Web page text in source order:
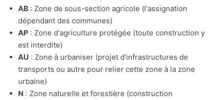
AB : Zone de sous-section agricole (l'assignation
dépendant des communes)
AP : Zone d'agriculture protégée (toute construction y
est interdite)
AU : Zone à urbaniser (projet d'infrastructures de
transports ou autre pour relier cette zone à la zone
urbaine)
N : Zone naturelle et forestière (construction